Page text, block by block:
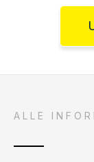
ALLE